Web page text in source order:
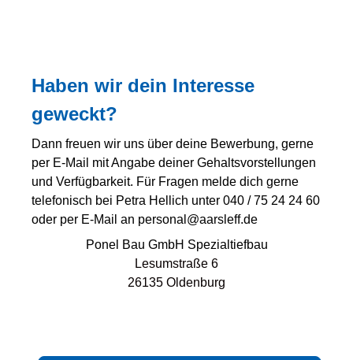
Haben wir dein Interesse
geweckt?
Dann freuen wir uns über deine Bewerbung, gerne
per E-Mail mit Angabe deiner Gehaltsvorstellungen
und Verfügbarkeit. Für Fragen melde dich gerne
telefonisch bei Petra Hellich unter 040 / 75 24 24 60
oder per E-Mail an personal@aarsleff.de
Ponel Bau GmbH Spezialtiefbau
Lesumstraße 6
26135 Oldenburg